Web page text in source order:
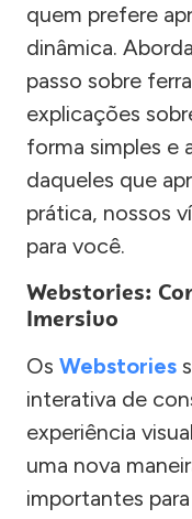
quem prefere
dinâmica.
passo sobre
explicações
forma simples e
daqueles que
prática, nossos
para você.
Webstories:
Imersivo
Os Webstories
interativa de
experiência
uma nova
importantes